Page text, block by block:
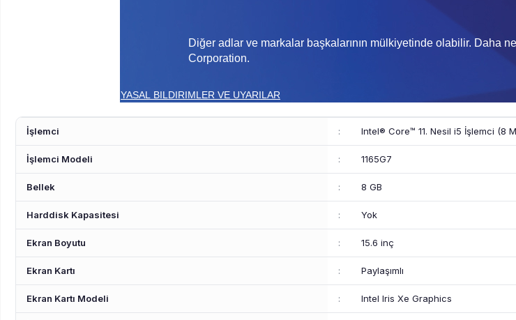
Diğer adlar ve markalar başkalarının mülkiyetinde olabilir. Daha
Corporation.
YASAL BILDIRIMLER VE UYARILAR
İşlemci : Intel® Core™ 11. Nesil i5 İşlemci (8
İşlemci Modeli : 1165G7
Bellek : 8 GB
Harddisk Kapasitesi : Yok
Ekran Boyutu : 15.6 inç
Ekran Kartı : Paylaşımlı
Ekran Kartı Modeli : Intel Iris Xe Graphics